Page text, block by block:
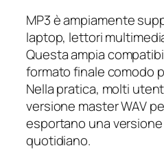
MP3 è ampiamente
laptop, lettori
Questa ampia
formato finale comodo
Nella pratica, molti
versione master WAV
esportano una versione
quotidiano.